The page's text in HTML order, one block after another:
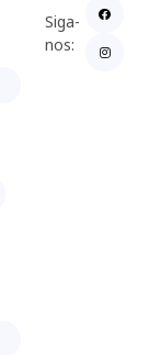
Siga-
nos: